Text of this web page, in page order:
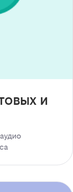
и